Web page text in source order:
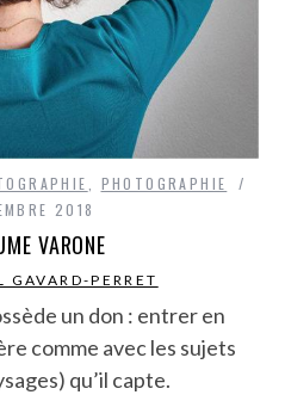
PHOTOGRAPHIE
2018
VARONE
GAVARD-PERRET
un don : entrer en
comme avec les sujets
qu’il capte.